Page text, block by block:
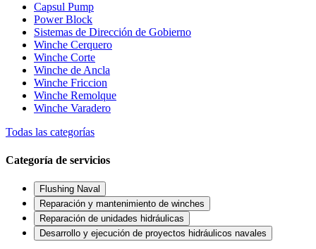
Capsul Pump
Power Block
Sistemas de Dirección de Gobierno
Winche Cerquero
Winche Corte
Winche de Ancla
Winche Friccion
Winche Remolque
Winche Varadero
Todas las categorías
Categoría de servicios
Flushing Naval
Reparación y mantenimiento de winches
Reparación de unidades hidráulicas
Desarrollo y ejecución de proyectos hidráulicos navales